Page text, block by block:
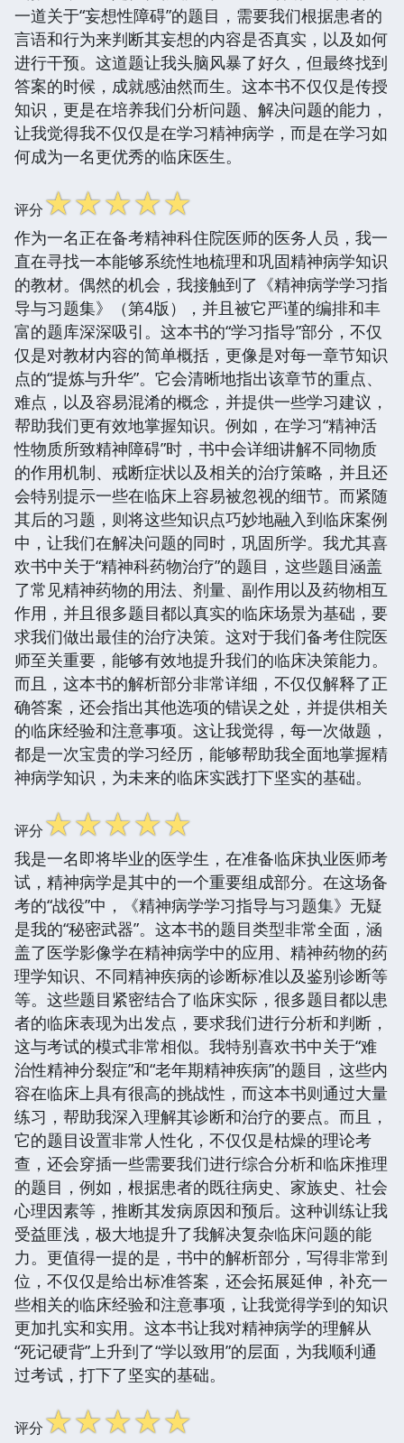
一道关于“妄想性障碍”的题目，需要我们根据患者的
言语和行为来判断其妄想的内容是否真实，以及如何
进行干预。这道题让我头脑风暴了好久，但最终找到
答案的时候，成就感油然而生。这本书不仅仅是传授
知识，更是在培养我们分析问题、解决问题的能力，
让我觉得我不仅仅是在学习精神病学，而是在学习如
何成为一名更优秀的临床医生。
评分☆☆☆☆☆
作为一名正在备考精神科住院医师的医务人员，我一
直在寻找一本能够系统性地梳理和巩固精神病学知识
的教材。偶然的机会，我接触到了《精神病学学习指
导与习题集》（第4版），并且被它严谨的编排和丰
富的题库深深吸引。这本书的“学习指导”部分，不仅
仅是对教材内容的简单概括，更像是对每一章节知识
点的“提炼与升华”。它会清晰地指出该章节的重点、
难点，以及容易混淆的概念，并提供一些学习建议，
帮助我们更有效地掌握知识。例如，在学习“精神活
性物质所致精神障碍”时，书中会详细讲解不同物质
的作用机制、戒断症状以及相关的治疗策略，并且还
会特别提示一些在临床上容易被忽视的细节。而紧随
其后的习题，则将这些知识点巧妙地融入到临床案例
中，让我们在解决问题的同时，巩固所学。我尤其喜
欢书中关于“精神科药物治疗”的题目，这些题目涵盖
了常见精神药物的用法、剂量、副作用以及药物相互
作用，并且很多题目都以真实的临床场景为基础，要
求我们做出最佳的治疗决策。这对于我们备考住院医
师至关重要，能够有效地提升我们的临床决策能力。
而且，这本书的解析部分非常详细，不仅仅解释了正
确答案，还会指出其他选项的错误之处，并提供相关
的临床经验和注意事项。这让我觉得，每一次做题，
都是一次宝贵的学习经历，能够帮助我全面地掌握精
神病学知识，为未来的临床实践打下坚实的基础。
评分☆☆☆☆☆
我是一名即将毕业的医学生，在准备临床执业医师考
试，精神病学是其中的一个重要组成部分。在这场备
考的“战役”中，《精神病学学习指导与习题集》无疑
是我的“秘密武器”。这本书的题目类型非常全面，涵
盖了医学影像学在精神病学中的应用、精神药物的药
理学知识、不同精神疾病的诊断标准以及鉴别诊断等
等。这些题目紧密结合了临床实际，很多题目都以患
者的临床表现为出发点，要求我们进行分析和判断，
这与考试的模式非常相似。我特别喜欢书中关于“难
治性精神分裂症”和“老年期精神疾病”的题目，这些内
容在临床上具有很高的挑战性，而这本书则通过大量
练习，帮助我深入理解其诊断和治疗的要点。而且，
它的题目设置非常人性化，不仅仅是枯燥的理论考
查，还会穿插一些需要我们进行综合分析和临床推理
的题目，例如，根据患者的既往病史、家族史、社会
心理因素等，推断其发病原因和预后。这种训练让我
受益匪浅，极大地提升了我解决复杂临床问题的能
力。更值得一提的是，书中的解析部分，写得非常到
位，不仅仅是给出标准答案，还会拓展延伸，补充一
些相关的临床经验和注意事项，让我觉得学到的知识
更加扎实和实用。这本书让我对精神病学的理解从
“死记硬背”上升到了“学以致用”的层面，为我顺利通
过考试，打下了坚实的基础。
评分☆☆☆☆☆